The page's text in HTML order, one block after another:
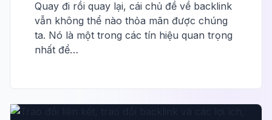
Quay đi rồi quay lại, cái chủ đề về backlink
vẫn không thể nào thỏa mãn được chúng
ta. Nó là một trong các tín hiệu quan trọng
nhất để…